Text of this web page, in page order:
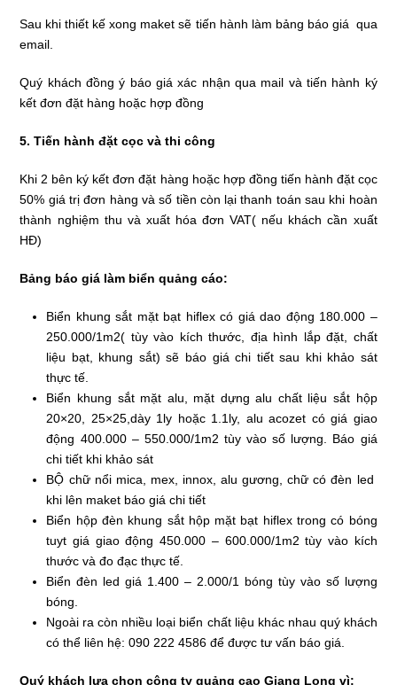
Sau khi thiết kế xong maket sẽ tiến hành làm bảng báo giá qua
email.
Quý khách đồng ý báo giá xác nhận qua mail và tiến hành ký
kết đơn đặt hàng hoặc hợp đồng
5. Tiến hành đặt cọc và thi công
Khi 2 bên ký kết đơn đặt hàng hoặc hợp đồng tiến hành đặt cọc
50% giá trị đơn hàng và số tiền còn lại thanh toán sau khi hoàn
thành nghiệm thu và xuất hóa đơn VAT( nếu khách cần xuất
HĐ)
Bảng báo giá làm biển quảng cáo:
Biển khung sắt mặt bạt hiflex có giá dao động 180.000 –
250.000/1m2( tùy vào kích thước, địa hình lắp đặt, chất
liệu bạt, khung sắt) sẽ báo giá chi tiết sau khi khảo sát
thực tế.
Biển khung sắt mặt alu, mặt dựng alu chất liệu sắt hộp
20×20, 25×25,dày 1ly hoặc 1.1ly, alu acozet có giá giao
động 400.000 – 550.000/1m2 tùy vào số lượng. Báo giá
chi tiết khi khảo sát
BỘ chữ nổi mica, mex, innox, alu gương, chữ có đèn led
khi lên maket báo giá chi tiết
Biển hộp đèn khung sắt hộp mặt bạt hiflex trong có bóng
tuyt giá giao động 450.000 – 600.000/1m2 tùy vào kích
thước và đo đạc thực tế.
Biển đèn led giá 1.400 – 2.000/1 bóng tùy vào số lượng
bóng.
Ngoài ra còn nhiều loại biển chất liệu khác nhau quý khách
có thể liên hệ: 090 222 4586 để được tư vấn báo giá.
Quý khách lựa chọn công ty quảng cao Giang Long vì: